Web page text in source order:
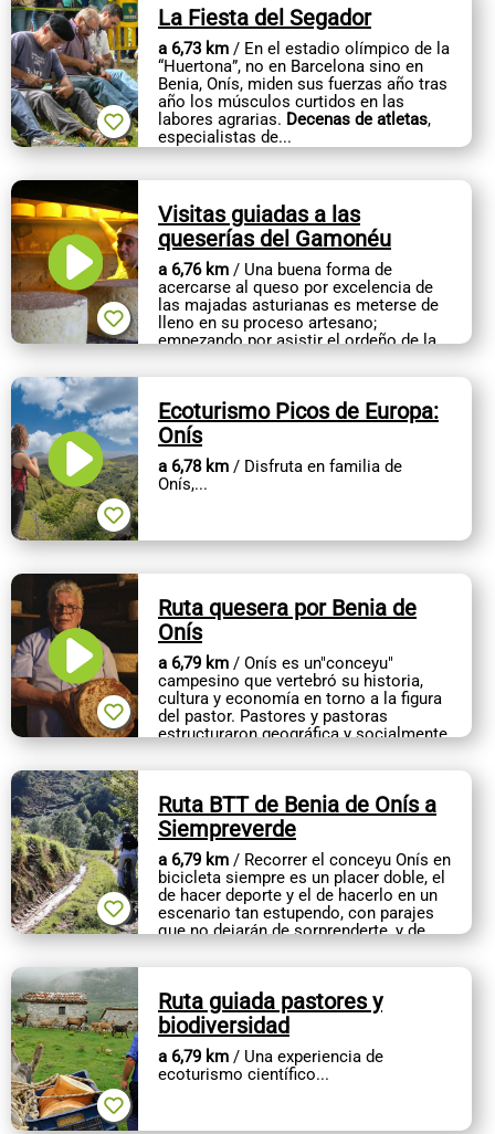
La Fiesta del Segador
a 6,73 km / En el estadio olímpico de la
“Huertona”, no en Barcelona sino en
Benia, Onís, miden sus fuerzas año tras
año los músculos curtidos en las
labores agrarias. Decenas de atletas,
especialistas de...
Visitas guiadas a las
queserías del Gamonéu
a 6,76 km / Una buena forma de
acercarse al queso por excelencia de
las majadas asturianas es meterse de
lleno en su proceso artesano;
empezando por asistir el ordeño de la
queserías, y...
Ecoturismo Picos de Europa:
Onís
a 6,78 km / Disfruta en familia de
Onís,...
Ruta quesera por Benia de
Onís
a 6,79 km / Onís es un"conceyu"
campesino que vertebró su historia,
cultura y economía en torno a la figura
del pastor. Pastores y pastoras
estructuraron geográfica y socialmente
Ruta BTT de Benia de Onís a
Siempreverde
a 6,79 km / Recorrer el conceyu Onís en
bicicleta siempre es un placer doble, el
de hacer deporte y el de hacerlo en un
escenario tan estupendo, con parajes
que no dejarán de sorprenderte, y de
Ruta guiada pastores y
biodiversidad
a 6,79 km / Una experiencia de
ecoturismo científico...